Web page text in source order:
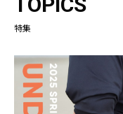
特集